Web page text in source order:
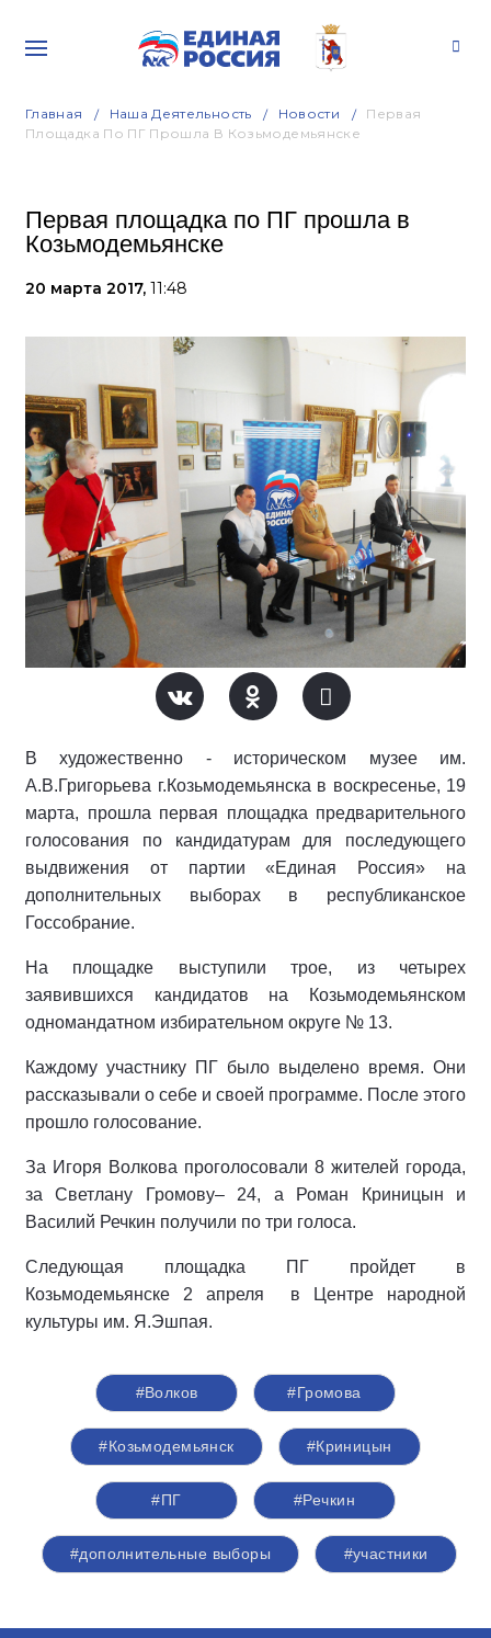
Главная Наша Деятельность Новости
Первая
Площадка По ПГ Прошла В Козьмодемьянске
Первая площадка по ПГ прошла в
Козьмодемьянске
20 марта 2017, 11:48
В художественно - историческом музее им.
А.В.Григорьева г.Козьмодемьянска в воскресенье, 19
марта, прошла первая площадка предварительного
голосования по кандидатурам для последующего
выдвижения от партии «Единая Россия» на
дополнительных выборах в республиканское
Госсобрание.
На площадке выступили трое, из четырех
заявившихся кандидатов на Козьмодемьянском
одномандатном избирательном округе № 13.
Каждому участнику ПГ было выделено время. Они
рассказывали о себе и своей программе. После этого
прошло голосование.
За Игоря Волкова проголосовали 8 жителей города,
за Светлану Громову– 24, а Роман Криницын и
Василий Речкин получили по три голоса.
Следующая площадка ПГ пройдет в
Козьмодемьянске 2 апреля в Центре народной
культуры им. Я.Эшпая.
#Волков #Громова
#Козьмодемьянск #Криницын
#ПГ #Речкин
#дополнительные выборы #участники